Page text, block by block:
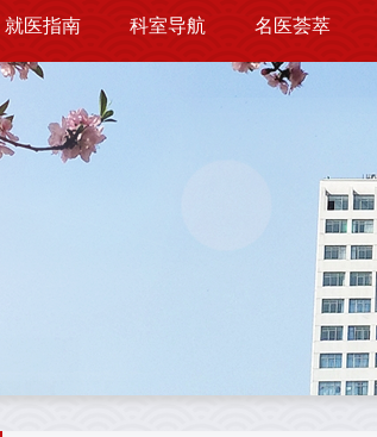
就医指南 科室导航 名医荟萃